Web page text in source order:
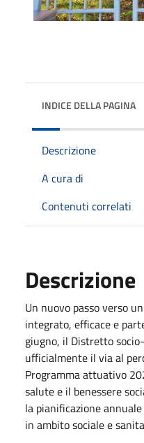
INDICE DELLA PAGINA
Descrizione
A cura di
Contenuti correlati
Descrizione
Un nuovo passo verso
integrato, efficace e
giugno, il Distretto
ufficialmente il via al
Programma attuativo
salute e il benessere
la pianificazione
in ambito sociale e